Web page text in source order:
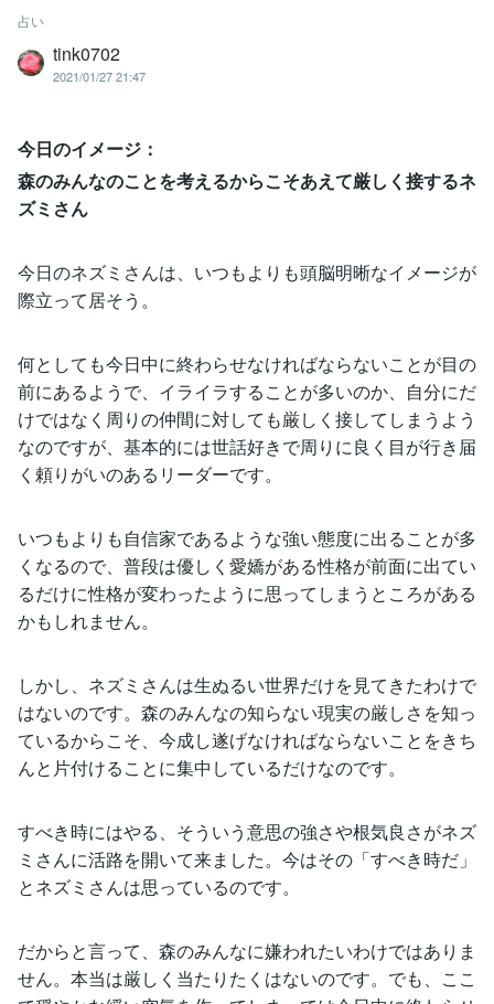
占い
tink0702
2021/01/27 21:47
今日のイメージ：
森のみんなのことを考えるからこそあえて厳しく接するネ
ズミさん
今日のネズミさんは、いつもよりも頭脳明晰なイメージが
際立って居そう。
何としても今日中に終わらせなければならないことが目の
前にあるようで、イライラすることが多いのか、自分にだ
けではなく周りの仲間に対しても厳しく接してしまうよう
なのですが、基本的には世話好きで周りに良く目が行き届
く頼りがいのあるリーダーです。
いつもよりも自信家であるような強い態度に出ることが多
くなるので、普段は優しく愛嬌がある性格が前面に出てい
るだけに性格が変わったように思ってしまうところがある
かもしれません。
しかし、ネズミさんは生ぬるい世界だけを見てきたわけで
はないのです。森のみんなの知らない現実の厳しさを知っ
ているからこそ、今成し遂げなければならないことをきち
んと片付けることに集中しているだけなのです。
すべき時にはやる、そういう意思の強さや根気良さがネズ
ミさんに活路を開いて来ました。今はその「すべき時だ」
とネズミさんは思っているのです。
だからと言って、森のみんなに嫌われたいわけではありま
せん。本当は厳しく当たりたくはないのです。でも、ここ